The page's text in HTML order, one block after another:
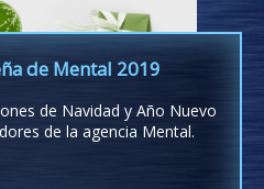
de Mental 2019
de Navidad y Año Nuevo
de la agencia Mental.